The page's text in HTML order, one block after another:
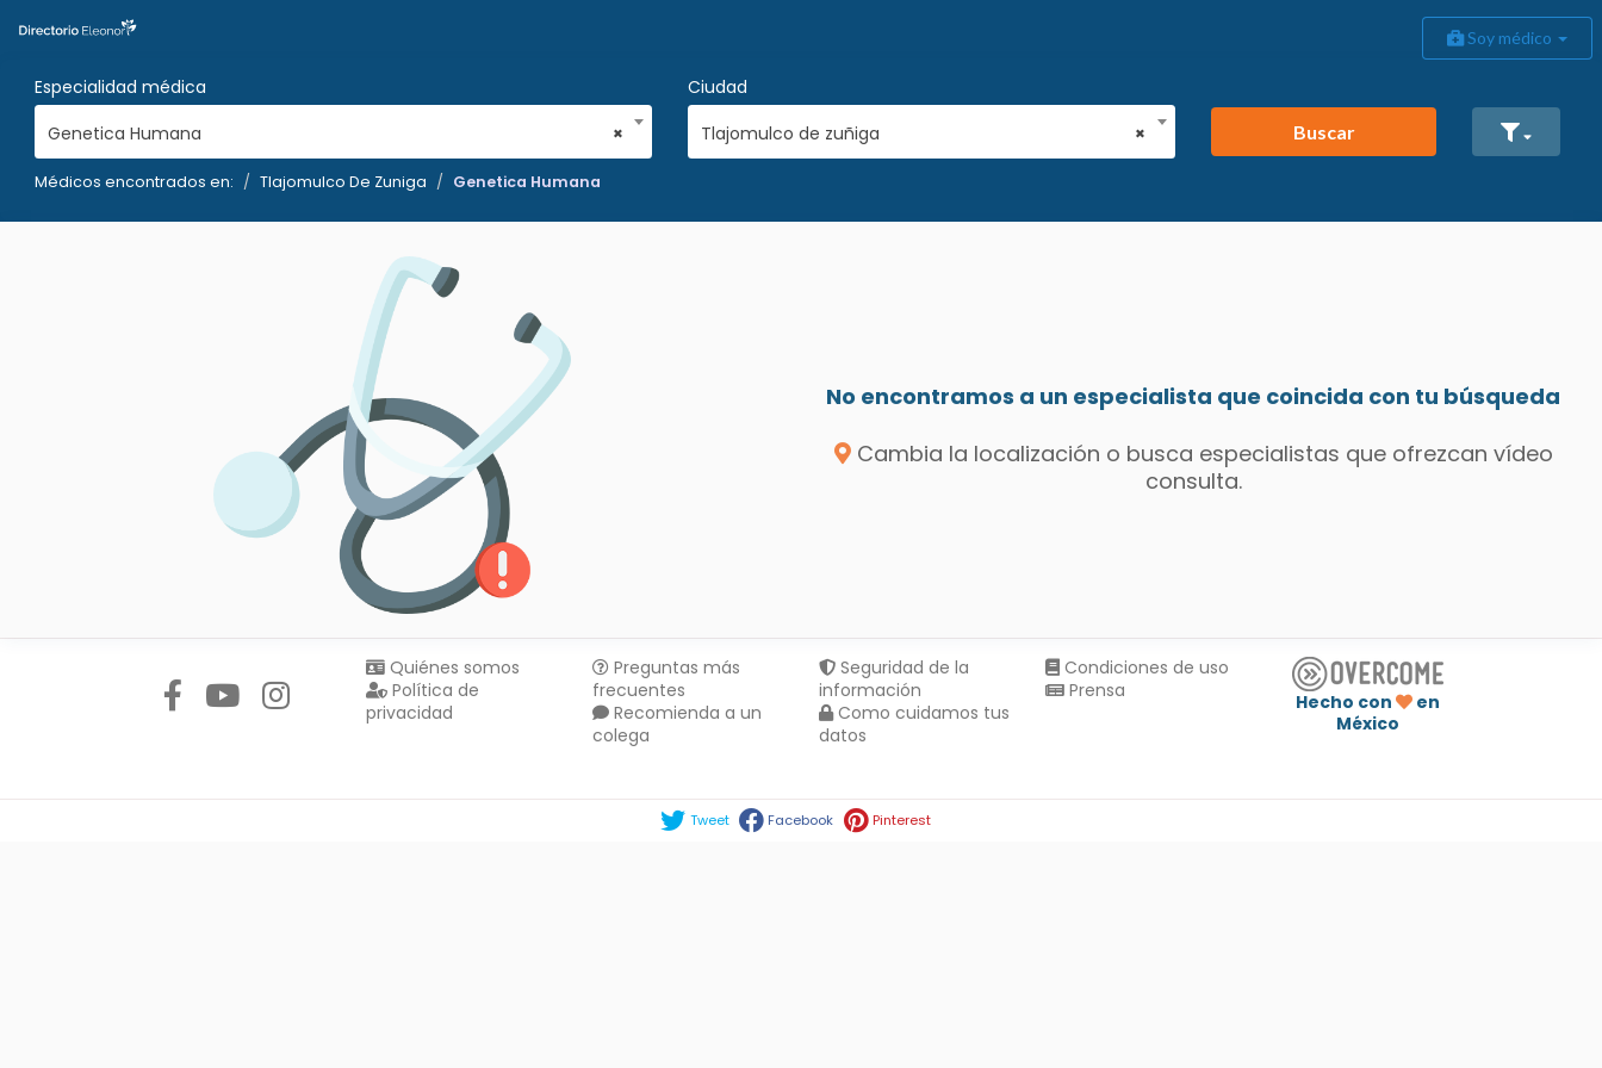
Soy médico
Especialidad médica
×
Genetica Humana
Ciudad
×
Tlajomulco de zuñiga Buscar
Médicos encontrados en: Tlajomulco De Zuniga Genetica Humana
No encontramos a un especialista que coincida con tu búsqueda
Cambia la localización o busca especialistas que ofrezcan vídeo
consulta.
Quiénes somos
Política de
privacidad
Preguntas más
frecuentes
Recomienda a un
colega
Seguridad de la
información
Como cuidamos tus
datos
Condiciones de uso
Prensa
Hecho con
en
México
Tweet Facebook Pinterest